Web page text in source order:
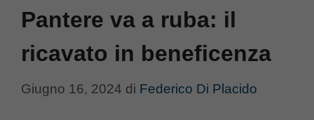
Pantere va a ruba: il
ricavato in beneficenza
Giugno 16, 2024 di Federico Di Placido